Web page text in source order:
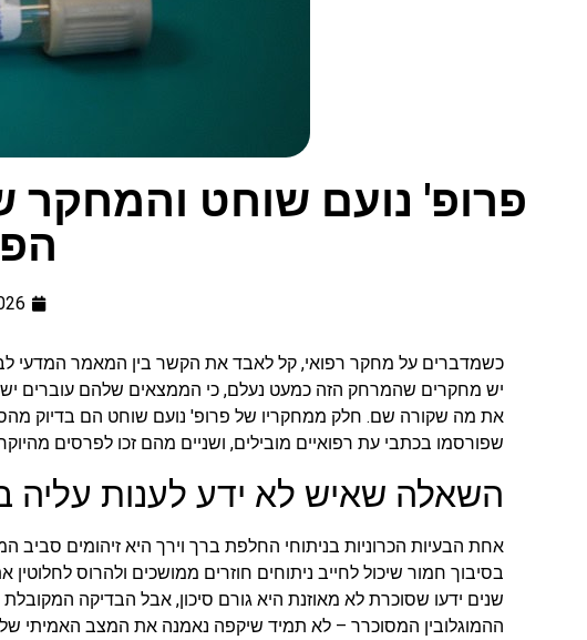
פרופ' נועם שוחט והמחקר
כשמדברים על מחקר רפואי, קל לאבד את הקשר בין המאמר המדעי
יש מחקרים שהמרחק הזה כמעט נעלם, כי הממצאים שלהם עוברים
שפורסמו בכתבי עת רפואיים מובילים, ושניים מהם זכו לפרסים
השאלה שאיש לא ידע לענות עליה
אחת הבעיות הכרוניות בניתוחי החלפת ברך וירך היא זיהומים סביב
בסיבוך חמור שיכול לחייב ניתוחים חוזרים ממושכים ולהרוס
שנים ידעו שסוכרת לא מאוזנת היא גורם סיכון, אבל הבדיקה
ההמוגלובין המסוכרר – לא תמיד שיקפה נאמנה את המצב האמיתי